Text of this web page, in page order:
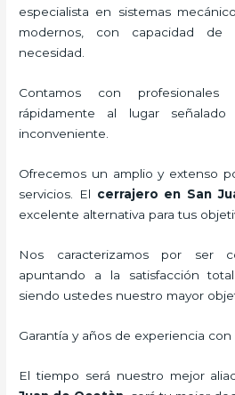
especialista en sistemas
modernos, con capacidad
necesidad.
Contamos con profesionales
rápidamente al lugar
inconveniente.
Ofrecemos un amplio y extenso
servicios. El cerrajero en San
excelente alternativa para tus
Nos caracterizamos por ser
apuntando a la satisfacción
siendo ustedes nuestro mayor
Garantía y años de experiencia
El tiempo será nuestro mejor